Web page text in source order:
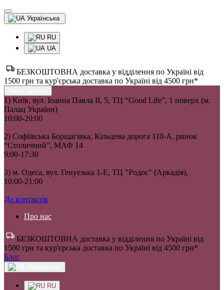
Українська
RU
UA
БЕЗКОШТОВНА доставка у відділення по Україні від
1500 грн та кур'єрська доставка по Україні від 4500 грн*
1) Київ, вул. Іоанна Павла II, 5, ТЦ “Good Life”, 1 поверх (м.
Палац України)
10:00-20:00
2) Софіївська Борщагівка, Кільцева дорога 110-А, ринок
“Столичний”, МАФ 14
9:00-17:30
3) м. Одеса, вул. Генуезька 1-Е, ТЦ "Родос" (Аркадія),
10:00-21:00
До контактів
Про нас
БЕЗКОШТОВНА доставка у відділення по Україні від
1500 грн та кур'єрська доставка по Україні від 4500 грн*
Блог
RU